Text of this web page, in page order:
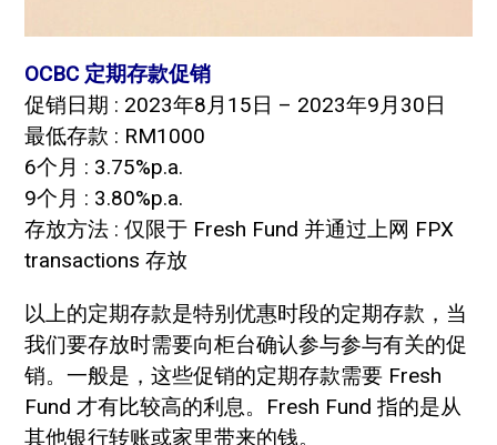
OCBC 定期存款促销
促销日期 : 2023年8月15日 – 2023年9月30日
最低存款 : RM1000
6个月 : 3.75%p.a.
9个月 : 3.80%p.a.
存放方法 : 仅限于 Fresh Fund 并通过上网 FPX
transactions 存放
以上的定期存款是特别优惠时段的定期存款，当
我们要存放时需要向柜台确认参与参与有关的促
销。一般是，这些促销的定期存款需要 Fresh
Fund 才有比较高的利息。Fresh Fund 指的是从
其他银行转账或家里带来的钱。